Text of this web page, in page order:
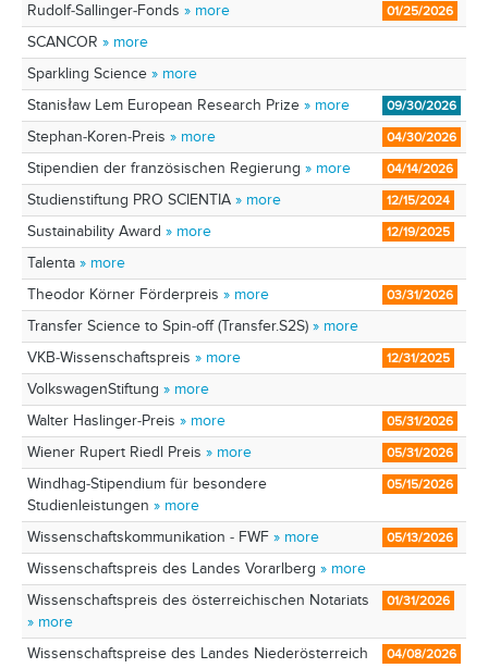
Rudolf-Sallinger-Fonds » more 01/25/2026
SCANCOR » more
Sparkling Science » more
Stanisław Lem European Research Prize » more 09/30/2026
Stephan-Koren-Preis » more 04/30/2026
Stipendien der französischen Regierung » more 04/14/2026
Studienstiftung PRO SCIENTIA » more 12/15/2024
Sustainability Award » more 12/19/2025
Talenta » more
Theodor Körner Förderpreis » more 03/31/2026
Transfer Science to Spin-off (Transfer.S2S) » more
VKB-Wissenschaftspreis » more 12/31/2025
VolkswagenStiftung » more
Walter Haslinger-Preis » more 05/31/2026
Wiener Rupert Riedl Preis » more 05/31/2026
Windhag-Stipendium für besondere
Studienleistungen » more
05/15/2026
Wissenschaftskommunikation - FWF » more 05/13/2026
Wissenschaftspreis des Landes Vorarlberg » more
Wissenschaftspreis des österreichischen Notariats
» more
01/31/2026
Wissenschaftspreise des Landes Niederösterreich
04/08/2026